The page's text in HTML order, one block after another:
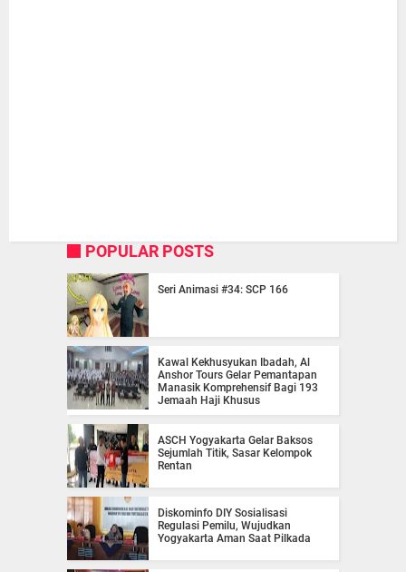
POPULAR POSTS
Seri Animasi #34: SCP 166
Kawal Kekhusyukan Ibadah, Al
Anshor Tours Gelar Pemantapan
Manasik Komprehensif Bagi 193
Jemaah Haji Khusus
ASCH Yogyakarta Gelar Baksos
Sejumlah Titik, Sasar Kelompok
Rentan
Diskominfo DIY Sosialisasi
Regulasi Pemilu, Wujudkan
Yogyakarta Aman Saat Pilkada